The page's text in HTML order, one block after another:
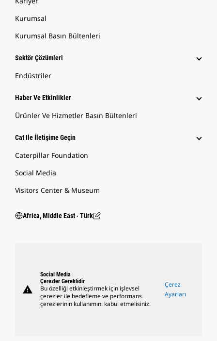
Kurumsal
Kurumsal Basın Bültenleri
Sektör Çözümleri
Endüstriler
Haber Ve Etkinlikler
Ürünler Ve Hizmetler Basın Bültenleri
Cat Ile İletişime Geçin
Caterpillar Foundation
Social Media
Visitors Center & Museum
Africa, Middle East ‧ Türk
warning
Social Media
Çerezler Gereklidir
Bu özelliği etkinleştirmek için işlevsel
çerezler ile hedefleme ve performans
çerezlerinin kullanımını kabul etmelisiniz.
Çerez
Ayarları